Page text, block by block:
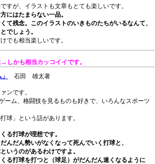
すが、イラストも文章もとても楽しいです。
にはたまらない一品。
て残念。このイラストのいきものたちがいるなんて、
でしょう。
でも相当楽しいです。
しかも相当カッコイイです。
石田 雄太著
ンです。
ーム、格闘技を見るものも好きで、いろんなスポーツ
球」という話があります。
る打球が理想です。
んだん勢いがなくなって死んでいく打球と、
いうのがあるわけですよ。
る打球を打つと（球足）がだんだん速くなるように